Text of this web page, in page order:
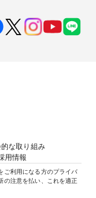
な取り組み
用情報
ご利用になる方のプライバ
の注意を払い、これを適正